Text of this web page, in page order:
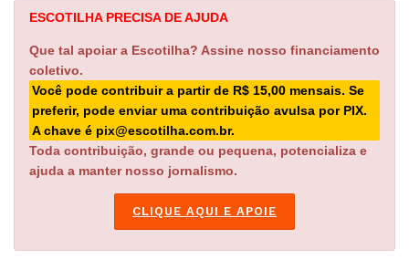
ESCOTILHA PRECISA DE AJUDA
Que tal apoiar a Escotilha? Assine nosso financiamento
coletivo.
Você pode contribuir a partir de R$ 15,00 mensais. Se
preferir, pode enviar uma contribuição avulsa por PIX.
A chave é pix@escotilha.com.br.
Toda contribuição, grande ou pequena, potencializa e
ajuda a manter nosso jornalismo.
CLIQUE AQUI E APOIE